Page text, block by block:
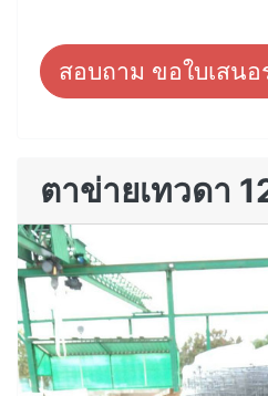
สอบถาม ขอใบเสนอ
ตาข่ายเทวดา